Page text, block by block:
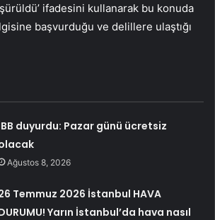
ifadesini kullanarak bu konuda
başvurduğu ve delillere ulaştığı
duyurdu: Pazar günü ücretsiz
Ağustos 8, 2026
Temmuz 2026 İstanbul HAVA
Yarın İstanbul’da hava nasıl